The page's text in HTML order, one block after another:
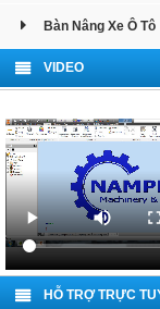
Bàn Nâng Xe Ô Tô
VIDEO
HỖ TRỢ TRỰC